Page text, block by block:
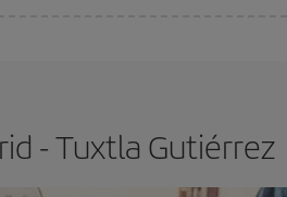
- Tuxtla Gutiérrez